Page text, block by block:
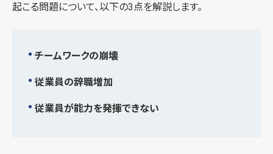
起こる問題について、以下の3点を解説します。
チームワークの崩壊
従業員の辞職増加
従業員が能力を発揮できない